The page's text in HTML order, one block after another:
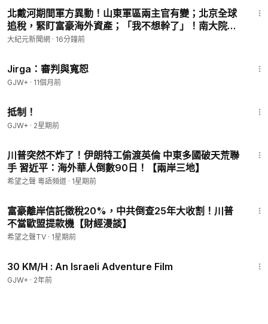
北戴河期間軍方異動！山東軍區兩主官有變；北京全球
追稅，緊盯富豪海外資產；「我不想幹了」！南大院長
辭職信刷屏；人販子「梅姨」真名首次曝光｜#佳音時
大紀元新聞網 · 16分鐘前
Jirga：審判與寬恕
GJW+ · 11個月前
抵制！
GJW+ · 2星期前
川普突然不炸了！伊朗特工偷渡英倫 中東多國破天荒聯
手 習近平：海外華人倒數90日！【兩岸三地】
希望之聲 粵語頻道 · 1星期前
富豪離岸信託徵稅20%，中共倒查25年大收割！川普
不當歐盟提款機【財經漫談】
希望之聲TV · 1星期前
30 KM/H : An Israeli Adventure Film
GJW+ · 2年前